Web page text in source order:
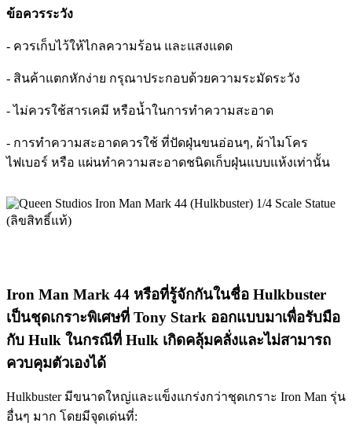
ข้อควรระวัง
- ควรเก็บไว้ให้ไกลความร้อน และแสงแดด
- สินค้าแตกหักง่าย กรุณาประกอบด้วยความระมัดระวัง
- ไม่ควรใช้สารเคมี หรือน้ำในการทำความสะอาด
- การทำความสะอาดควรใช้ ที่ปัดฝุ่นขนอ่อนๆ, ผ้าไมโคร
ไฟเบอร์ หรือ แผ่นทำความสะอาดชนิดเก็บฝุ่นแบบแห้งเท่านั้น
Iron Man Mark 44 หรือที่รู้จักกันในชื่อ Hulkbuster
เป็นชุดเกราะพิเศษที่ Tony Stark ออกแบบมาเพื่อรับมือ
กับ Hulk ในกรณีที่ Hulk เกิดคลุ้มคลั่งและไม่สามารถ
ควบคุมตัวเองได้
Hulkbuster มีขนาดใหญ่และแข็งแกร่งกว่าชุดเกราะ Iron Man รุ่น
อื่นๆ มาก โดยมีจุดเด่นที่: